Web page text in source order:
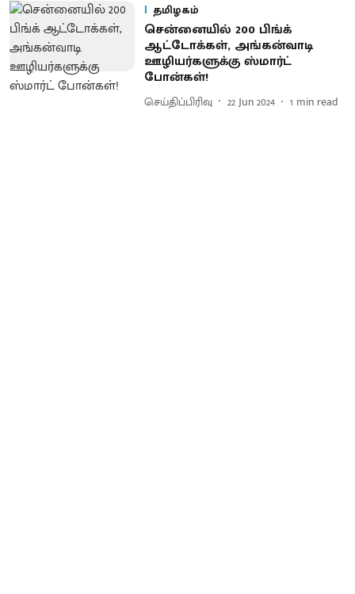
தமிழகம்
சென்னையில் 200 பிங்க்
ஆட்டோக்கள், அங்கன்வாடி
ஊழியர்களுக்கு ஸ்மார்ட்
போன்கள்!
செய்திப்பிரிவு 22 Jun 2024 1 min read